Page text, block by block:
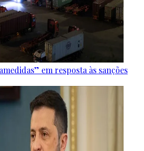
em resposta às sanções